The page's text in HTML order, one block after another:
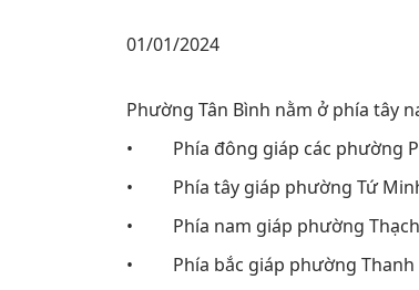
01/01/2024
Phường Tân Bình nằm ở phía tây
• Phía đông giáp các phường
• Phía tây giáp phường Tứ
• Phía nam giáp phường
• Phía bắc giáp phường Thanh